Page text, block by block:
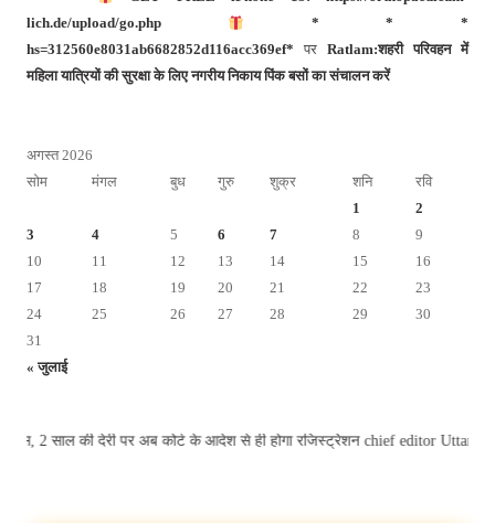
lich.de/upload/go.php
* * *
hs=312560e8031ab6682852d116acc369ef* पर Ratlam:शहरी परिवहन में
महिला यात्रियों की सुरक्षा के लिए नगरीय निकाय पिंक बसों का संचालन करें
अगस्त 2026
सोम
मंगल बुध गुरु शुक्र शनि रवि
« जुलाई
1
2
3
4 5 6 7 8
9
10
11 12 13 14 15
16
17
18 19 20 21 22
23
24
25 26 27 28 29
30
31
की देरी पर अब कोर्ट के आदेश से ही होगा रजिस्ट्रेशन chief editor Uttam